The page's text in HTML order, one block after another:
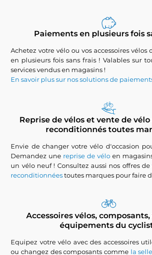
Paiements en plusieurs fois
Achetez votre vélo ou vos accessoires
en plusieurs fois sans frais ! Valables sur
services vendus en magasins !
En savoir plus sur nos solutions de
Reprise de vélos et vente de
reconditionnés toutes
Envie de changer votre vélo d'occasion
Demandez une reprise de vélo en
un vélo neuf ! Consultez aussi nos offres de
reconditionnéestoutes marques pour faire
Accessoires vélos,
équipements du
Equipez votre vélo avec des accessoires
ou changez des composants comme la selle